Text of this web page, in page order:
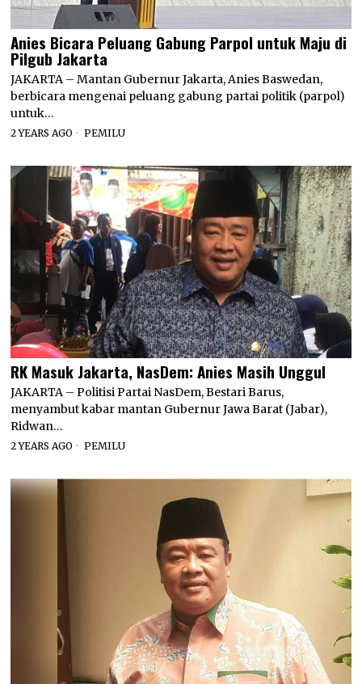
Anies Bicara Peluang Gabung Parpol untuk Maju di
Pilgub Jakarta
JAKARTA – Mantan Gubernur Jakarta, Anies Baswedan,
berbicara mengenai peluang gabung partai politik (parpol)
untuk…
2 YEARS AGO PEMILU
RK Masuk Jakarta, NasDem: Anies Masih Unggul
JAKARTA – Politisi Partai NasDem, Bestari Barus,
menyambut kabar mantan Gubernur Jawa Barat (Jabar),
Ridwan…
2 YEARS AGO PEMILU